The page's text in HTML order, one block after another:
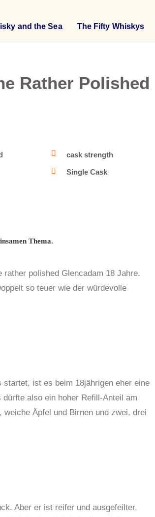
and the Sea The Fifty Whiskys
Rather Polished
cask strength
Single Cask
Thema.
polished Glencadam 18 Jahre.
so teuer wie der würdevolle
ist es beim 18jährigen eher eine
also ein hoher Refill-Anteil am
Äpfel und Birnen und zwei, drei
Aber er ist reifer und ausgefeilter,